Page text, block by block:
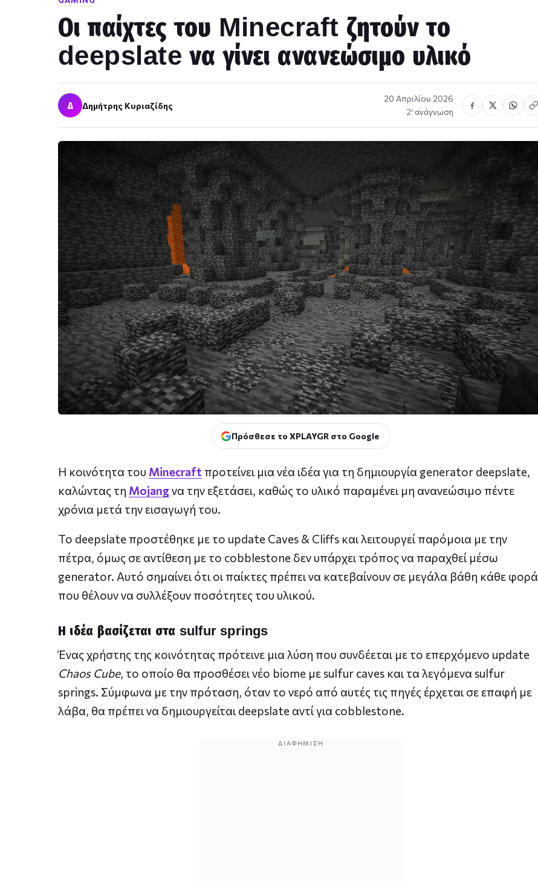
Οι παίχτες του Minecraft ζητούν το
deepslate να γίνει ανανεώσιμο υλικό
Δ Δημήτρης Κυριαζίδης
20 Απριλίου 2026
2′ ανάγνωση
Πρόσθεσε το XPLAYGR στο Google
Η κοινότητα του Minecraft προτείνει μια νέα ιδέα για τη δημιουργία generator deepslate,
καλώντας τη Mojang να την εξετάσει, καθώς το υλικό παραμένει μη ανανεώσιμο πέντε
χρόνια μετά την εισαγωγή του.
Το deepslate προστέθηκε με το update Caves & Cliffs και λειτουργεί παρόμοια με την
πέτρα, όμως σε αντίθεση με το cobblestone δεν υπάρχει τρόπος να παραχθεί μέσω
generator. Αυτό σημαίνει ότι οι παίκτες πρέπει να κατεβαίνουν σε μεγάλα βάθη κάθε φορά
που θέλουν να συλλέξουν ποσότητες του υλικού.
Η ιδέα βασίζεται στα sulfur springs
Ένας χρήστης της κοινότητας πρότεινε μια λύση που συνδέεται με το επερχόμενο update
Chaos Cube, το οποίο θα προσθέσει νέο biome με sulfur caves και τα λεγόμενα sulfur
springs. Σύμφωνα με την πρόταση, όταν το νερό από αυτές τις πηγές έρχεται σε επαφή με
λάβα, θα πρέπει να δημιουργείται deepslate αντί για cobblestone.
ΔΙΑΦΉΜΙΣΗ